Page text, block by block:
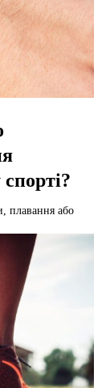
плавання або